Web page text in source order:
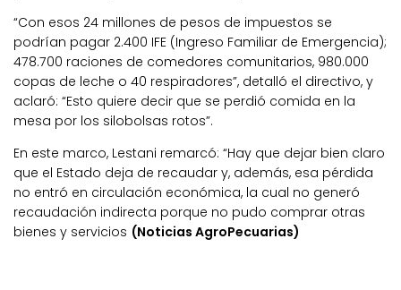
“Con esos 24 millones de pesos de impuestos se
podrían pagar 2.400 IFE (Ingreso Familiar de Emergencia);
478.700 raciones de comedores comunitarios, 980.000
copas de leche o 40 respiradores”, detalló el directivo, y
aclaró: “Esto quiere decir que se perdió comida en la
mesa por los silobolsas rotos”.
En este marco, Lestani remarcó: “Hay que dejar bien claro
que el Estado deja de recaudar y, además, esa pérdida
no entró en circulación económica, la cual no generó
recaudación indirecta porque no pudo comprar otras
bienes y servicios (Noticias AgroPecuarias)